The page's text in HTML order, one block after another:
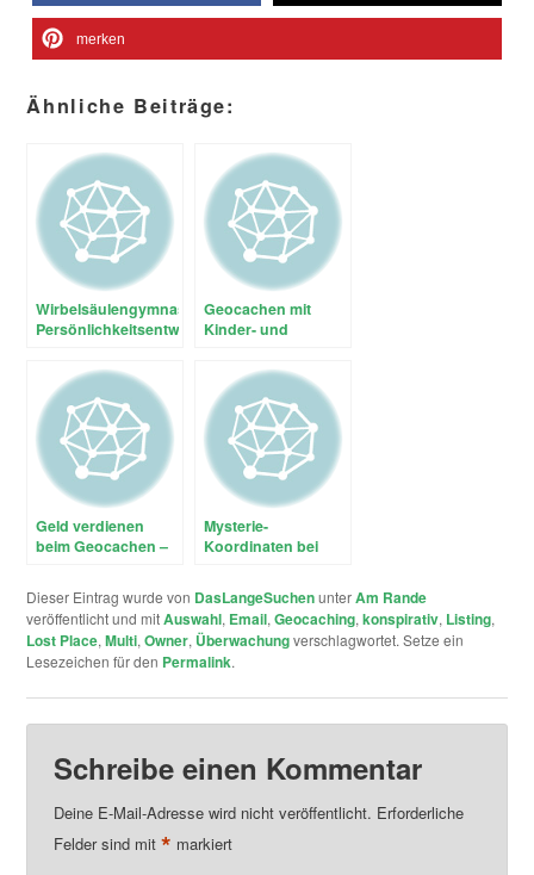
merken
Ähnliche Beiträge:
Wirbelsäulengymnastik,
Persönlichkeitsentwicklung
Geocachen
Geocachen mit
Kinder- und
(Teil 2 / 2)
Geld verdienen
beim Geocachen –
Mysterie-
Koordinaten bei
Dieser Eintrag wurde von DasLangeSuchenunterAm Rande
veröffentlicht und mitAuswahl, Email,Geocaching,konspirativ, Listing,
Lost Place,Multi,Owner, Überwachungverschlagwortet. Setze ein
Lesezeichen für den Permalink.
Schreibe einen Kommentar
Deine E-Mail-Adresse wird nicht veröffentlicht. Erforderliche
Felder sind mit * markiert